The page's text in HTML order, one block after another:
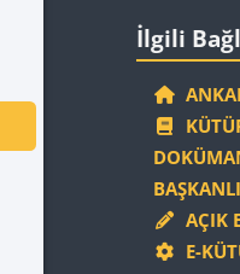
İlgili
AÇIK
E-